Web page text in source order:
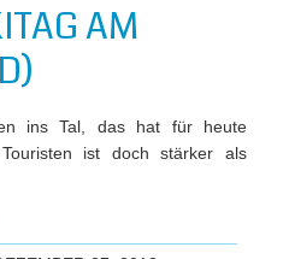
AM
ins Tal, das hat für heute
ist doch stärker als